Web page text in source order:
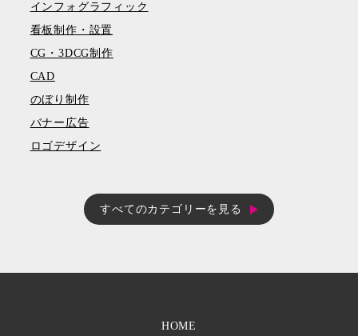
インフォグラフィック
看板制作・設置
CG・3DCG制作
CAD
のぼり制作
バナー広告
ロゴデザイン
すべてのカテゴリーを見る
HOME